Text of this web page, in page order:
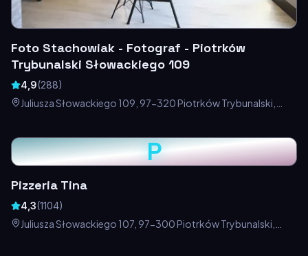
Foto Stachowiak - Fotograf - Piotrków
Trybunalski Słowackiego 109
4,9(288)
Juliusza Słowackiego 109, 97-320 Piotrków Trybunalski,
P
Pizzeria Tina
4,3(1104)
Juliusza Słowackiego 107, 97-300 Piotrków Trybunalski,